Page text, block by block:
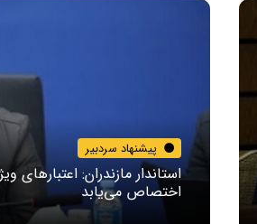
پیشنهاد سردبیر
استاندار مازندران:
اختصاص می‌یابد